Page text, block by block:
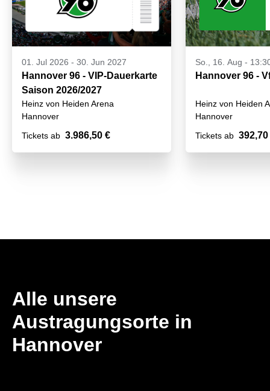
01. Jul 2026 - 30. Jun 2027
Hannover 96 - VIP-Dauerkarte
Saison 2026/2027
Heinz von Heiden Arena
Hannover
Tickets ab 3.986,50 €
So., 16. Aug -
Hannover 96 -
Heinz von Heiden
Hannover
Tickets ab 392,70
Alle unsere
Austragungsorte in
Hannover